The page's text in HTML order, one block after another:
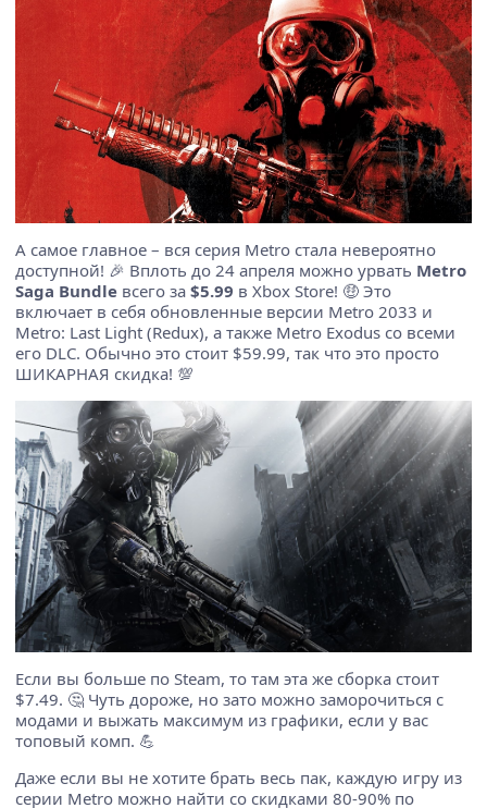
А самое главное – вся серия Metro стала невероятно
доступной! 🎉 Вплоть до 24 апреля можно урвать Metro
Saga Bundle всего за $5.99 в Xbox Store! 🤑 Это
включает в себя обновленные версии Metro 2033 и
Metro: Last Light (Redux), а также Metro Exodus со всеми
его DLC. Обычно это стоит $59.99, так что это просто
ШИКАРНАЯ скидка! 💯
Если вы больше по Steam, то там эта же сборка стоит
$7.49. 🤔 Чуть дороже, но зато можно заморочиться с
модами и выжать максимум из графики, если у вас
топовый комп. 💪
Даже если вы не хотите брать весь пак, каждую игру из
серии Metro можно найти со скидками 80-90% по